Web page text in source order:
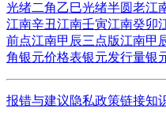
光绪二角乙巳光绪半圆老江
江南辛丑江南壬寅江南癸卯
前点江南甲辰三点版江南甲
角银元价格表银元发行量银
报错与建议隐私政策链接知